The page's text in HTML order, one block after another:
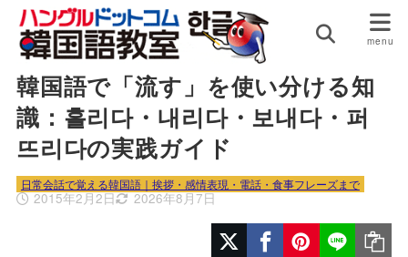
HOME
日常会話で覚える韓国語｜挨拶・感情表現・電話・食事フ
レーズまで
韓国語で「流す」を使い分ける知
識：흘리다・내리다・보내다・퍼
뜨리다の実践ガイド
2015年2月2日 2026年8月7日
日常会話で覚える韓国語｜挨拶・感情表現・電話・食事フレーズまで